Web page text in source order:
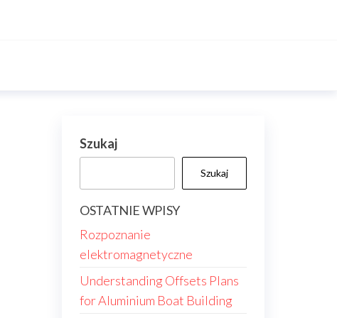
Szukaj
Szukaj
OSTATNIE WPISY
Rozpoznanie
elektromagnetyczne
Understanding Offsets Plans
for Aluminium Boat Building